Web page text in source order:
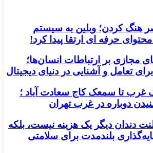
هنگ کردن؛ وبلین به سیستم
حرفه ای ارتقا پیدا کرد!
مجازی بر ارتباطات انسان‌ها؛
تعامل و آشنایی در دنیای دیجیتال
غرب تا سمعک کاج سعادت آباد ؛
دوباره در غرب تهران
دندان دیگر یک هزینه نیست، بلکه
بلندمدت برای سلامتی